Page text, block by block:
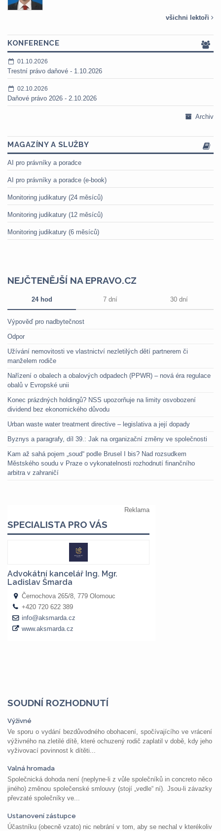
všichni lektoři
KONFERENCE
01.10.2026
Trestní právo daňové - 1.10.2026
02.10.2026
Daňové právo 2026 - 2.10.2026
Archiv
MAGAZÍNY A SLUŽBY
AI pro právníky a poradce
AI pro právníky a poradce (e-book)
Monitoring judikatury (24 měsíců)
Monitoring judikatury (12 měsíců)
Monitoring judikatury (6 měsíců)
NEJČTENĚJŠÍ NA EPRAVO.CZ
24 hod 7 dní 30 dní
Výpověď pro nadbytečnost
Odpor
Užívání nemovitosti ve vlastnictví nezletilých dětí partnerem či
manželem rodiče
Nařízení o obalech a obalových odpadech (PPWR) – nová éra regulace
obalů v Evropské unii
Konec prázdných holdingů? NSS upozorňuje na limity osvobození
dividend bez ekonomického důvodu
Urban waste water treatment directive – legislativa a její dopady
Byznys a paragrafy, díl 39.: Jak na organizační změny ve společnosti
Kam až sahá pojem „soud“ podle Brusel I bis? Nad rozsudkem
Městského soudu v Praze o vykonatelnosti rozhodnutí finančního
arbitra v zahraničí
SOUDNÍ ROZHODNUTÍ
Výživné
Ve sporu o vydání bezdůvodného obohacení, spočívajícího ve vrácení
výživného na zletilé dítě, které ochuzený rodič zaplatil v době, kdy jeho
vyživovací povinnost k dítěti...
Valná hromada
Společnická dohoda není (neplyne-li z vůle společníků in concreto něco
jiného) změnou společenské smlouvy (stojí „vedle“ ní). Jsou-li závazky
převzaté společníky ve...
Ustanovení zástupce
Účastníku (obecně vzato) nic nebrání v tom, aby se nechal v kterékoliv